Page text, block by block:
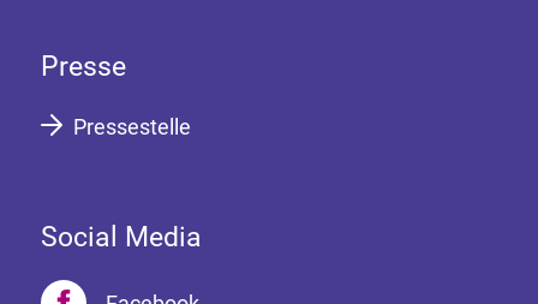
Presse
Pressestelle
Social Media